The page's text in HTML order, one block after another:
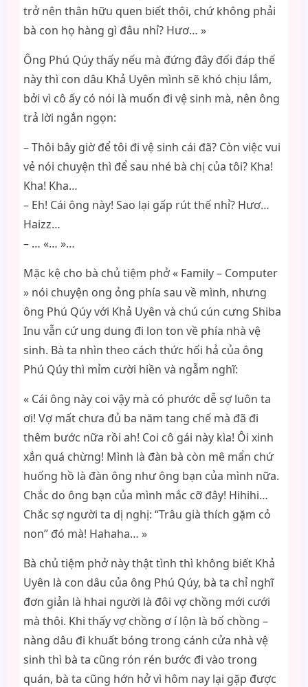
trở nên thân hữu quen biết thôi, chứ không phải
bà con họ hàng gì đâu nhỉ? Hươ… »
Ông Phú Qúy thấy nếu mà đứng đây đối đáp thế
này thì con dâu Khả Uyên mình sẽ khó chịu lắm,
bởi vì cô ấy có nói là muốn đi vệ sinh mà, nên ông
trả lời ngắn ngọn:
– Thôi bây giờ để tôi đi vệ sinh cái đã? Còn việc vui
vẻ nói chuyện thì để sau nhé bà chị của tôi? Kha!
Kha! Kha…
– Eh! Cái ông này! Sao lại gấp rút thế nhỉ? Hươ…
Haizz…
– … «… »…
Mặc kệ cho bà chủ tiệm phở « Family – Computer
» nói chuyện ong ỏng phía sau về mình, nhưng
ông Phú Qúy với Khả Uyên và chú cún cưng Shiba
Inu vẫn cứ ung dung đi lon ton về phía nhà vệ
sinh. Bà ta nhìn theo cách thức hối hả của ông
Phú Qúy thì mỉm cười hiền và ngẫm nghĩ:
« Cái ông này coi vậy mà có phước dễ sợ luôn ta
ơi! Vợ mất chưa đủ ba năm tang chế mà đã đi
thêm bước nữa rồi ah! Coi cô gái này kìa! Ôi xinh
xắn quá chừng! Mình là đàn bà còn mê mẩn chứ
huống hồ là đàn ông như ông bạn của mình nữa.
Chắc do ông bạn của mình mắc cỡ đây! Hihihi…
Chắc sợ người ta dị nghị: “Trâu già thích gặm cỏ
non” đó mà! Hahaha… »
Bà chủ tiệm phở này thật tình thì không biết Khả
Uyên là con dâu của ông Phú Qúy, bà ta chỉ nghĩ
đơn giản là hhai người là đôi vợ chồng mới cưới
mà thôi. Khi thấy vợ chồng ơ í lộn là bố chồng –
nàng dâu đi khuất bóng trong cánh cửa nhà vệ
sinh thì bà ta cũng rón rén bước đi vào trong
quán, bà ta cũng hớn hở vì hôm nay lại gặp được